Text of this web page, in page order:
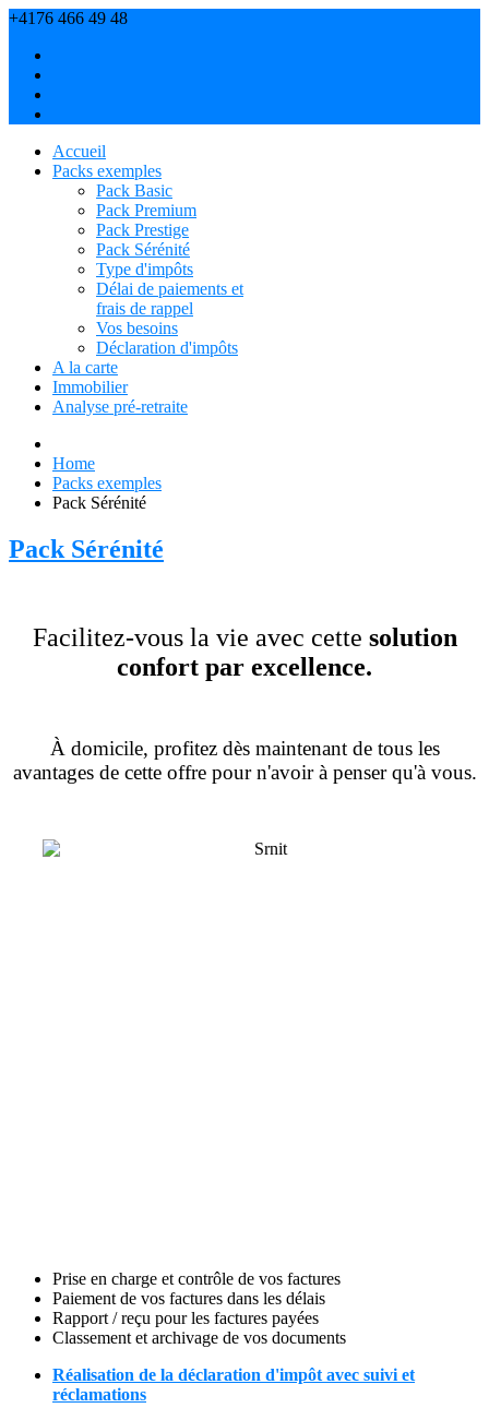
+4176 466 49 48
Accueil
Packs exemples
Pack Basic
Pack Premium
Pack Prestige
Pack Sérénité
Type d'impôts
Délai de paiements et
frais de rappel
Vos besoins
Déclaration d'impôts
A la carte
Immobilier
Analyse pré-retraite
Home
Packs exemples
Pack Sérénité
Pack Sérénité
Facilitez-vous la vie avec cette solution
confort par excellence.
À domicile, profitez dès maintenant de tous les
avantages de cette offre pour n'avoir à penser qu'à vous.
Prise en charge et contrôle de vos factures
Paiement de vos factures dans les délais
Rapport / reçu pour les factures payées
Classement et archivage de vos documents
Réalisation de la déclaration d'impôt avec suivi et
réclamations